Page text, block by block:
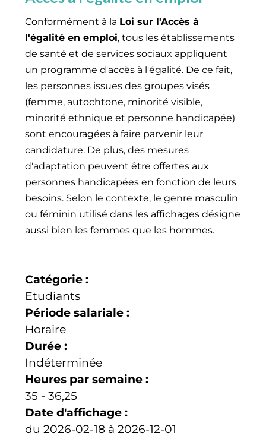
Conformément à la Loi sur l'Accès à
l'égalité en emploi, tous les établissements
de santé et de services sociaux appliquent
un programme d'accès à l'égalité. De ce fait,
les personnes issues des groupes visés
(femme, autochtone, minorité visible,
minorité ethnique et personne handicapée)
sont encouragées à faire parvenir leur
candidature. De plus, des mesures
d'adaptation peuvent être offertes aux
personnes handicapées en fonction de leurs
besoins. Selon le contexte, le genre masculin
ou féminin utilisé dans les affichages désigne
aussi bien les femmes que les hommes.
Catégorie :
Etudiants
Période salariale :
Horaire
Durée :
Indéterminée
Heures par semaine :
35 - 36,25
Date d'affichage :
du 2026-02-18 à 2026-12-01